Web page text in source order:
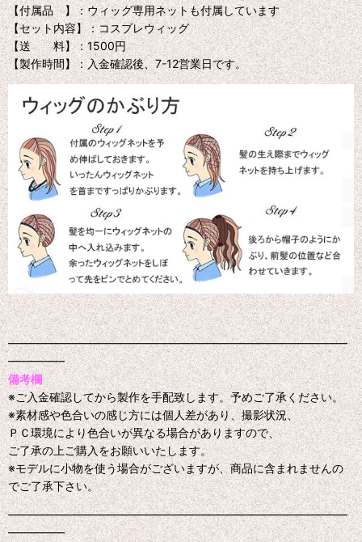
【付属品 】：ウィッグ専用ネットも付属しています
【セット内容】：コスプレウィッグ
【送 料】：1500円
【製作時間】：入金確認後、7-12営業日です。
━━━━━━━━━━━━━━━━━━━━━━━━━━━━━━
━━━━━
備考欄
※ご入金確認してから製作を手配致します。予めご了承ください。
※素材感や色合いの感じ方には個人差があり、撮影状況、
ＰＣ環境により色合いが異なる場合がありますので、
ご了承の上ご購入をお願いいたします。
※モデルに小物を使う場合がございますが、商品に含まれませんの
でご了承下さい。
━━━━━━━━━━━━━━━━━━━━━━━━━━━━━━
━━━━━